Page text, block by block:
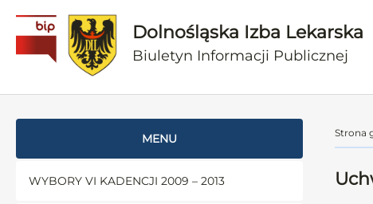
Dolnośląska Izba Lekarska
Biuletyn Informacji Publicznej
MENU
WYBORY VI KADENCJI 2009 – 2013
Strona